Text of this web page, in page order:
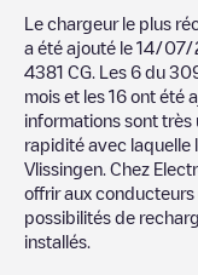
Le chargeur le plus
a été ajouté le 14/07/
4381 CG . Les 6 du
mois et les 16 ont été
informations sont très
rapidité avec laquelle
Vlissingen . Chez
offrir aux
possibilités de
installés.